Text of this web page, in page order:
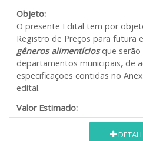
Objeto:
O presente Edital tem por
Registro de Preços para futura
gêneros alimentíciosque
departamentos municipais, de
especificações contidas no
edital.
Valor Estimado: ---